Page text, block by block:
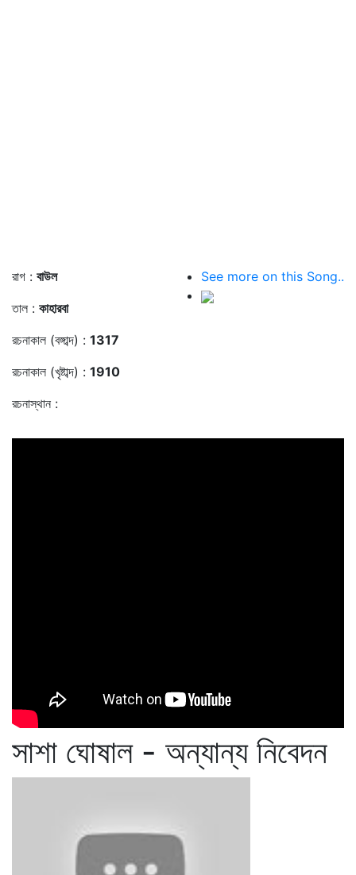
রাগ : বাউল
তাল : কাহারবা
রচনাকাল (বঙ্গাব্দ) : 1317
রচনাকাল (খৃষ্টাব্দ) : 1910
রচনাস্থান :
See more on this Song..
সাশা ঘোষাল - অন্যান্য নিবেদন